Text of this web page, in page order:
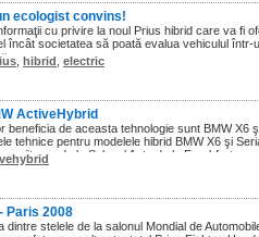
ecologist convins!
cu privire la noul Prius hibrid care va fi
încât societatea să poată evalua vehiculul într-
lansare pe pia�...
hibrid electric
ActiveHybrid
beneficia de aceasta tehnologie sunt BMW X6
tehnice pentru modelele hibrid BMW X6 şi
viitoare de la Salonul Auto de la Frankfurt.
Paris 2008
dintre stelele de la salonul Mondial de